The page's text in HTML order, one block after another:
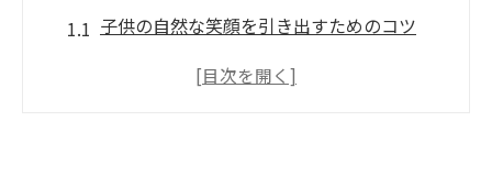
子供の自然な笑顔を引き出すためのコツ
親子のコミュニケーションを活かした撮影